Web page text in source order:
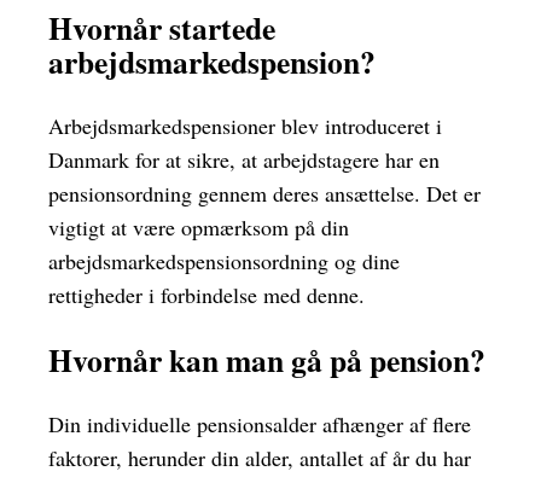
Hvornår startede
arbejdsmarkedspension?
Arbejdsmarkedspensioner blev introduceret i
Danmark for at sikre, at arbejdstagere har en
pensionsordning gennem deres ansættelse. Det er
vigtigt at være opmærksom på din
arbejdsmarkedspensionsordning og dine
rettigheder i forbindelse med denne.
Hvornår kan man gå på pension?
Din individuelle pensionsalder afhænger af flere
faktorer, herunder din alder, antallet af år du har